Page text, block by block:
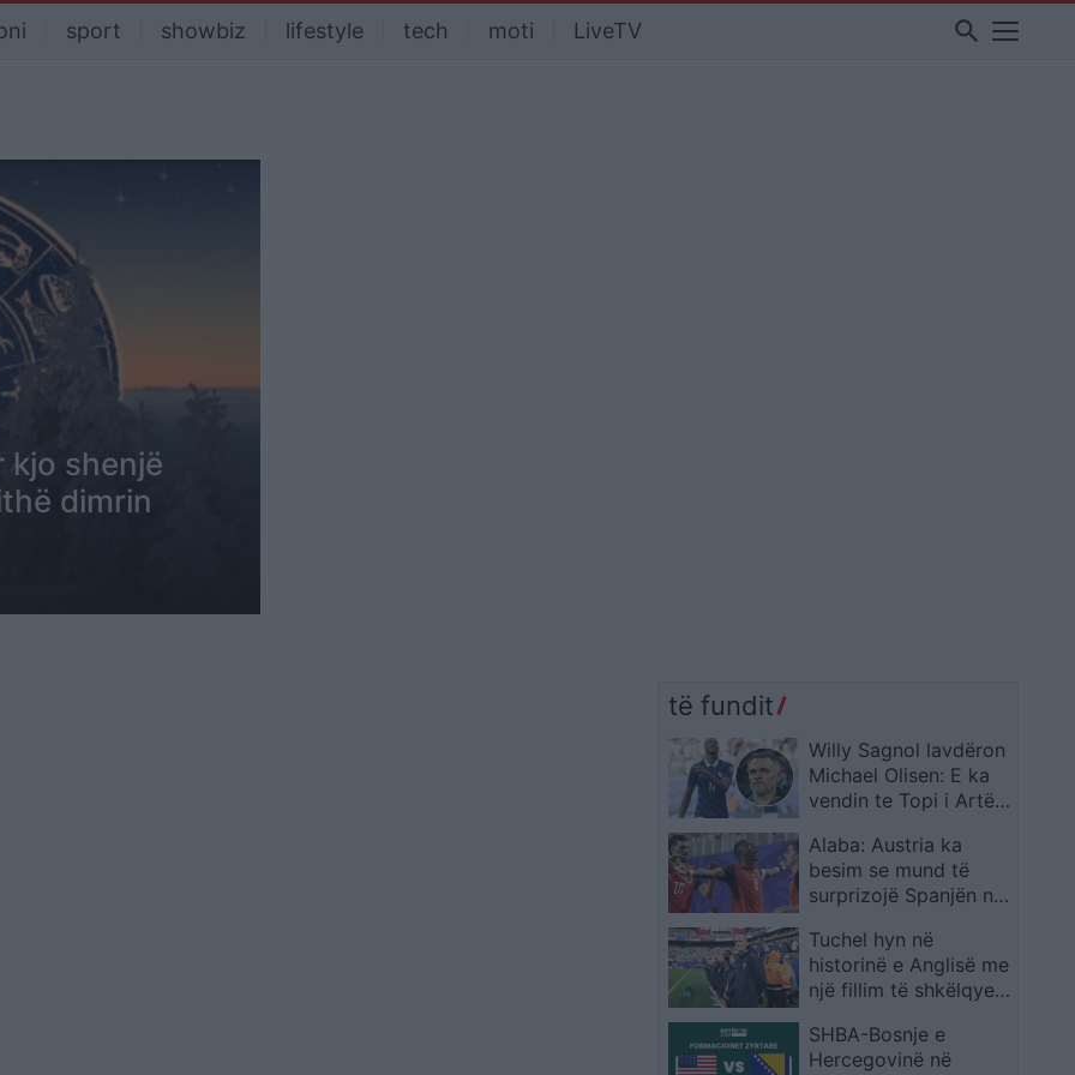
sport showbiz lifestyle tech moti LiveTV search
kjo shenjë
dimrin
të fundit
Willy Sagnol lavdëron
Michael Olisen: E ka
vendin te Topi i Artë,
Ronaldon
Alaba: Austria ka
besim se mund të
surprizojë Spanjën në
Tuchel hyn në
historinë e Anglisë me
një fillim të shkëlqyer
SHBA-Bosnje e
Hercegovinë në